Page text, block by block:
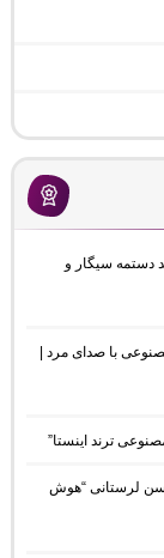
دستمه سیگار و
با صدای مرد |
لرستانی “هوش